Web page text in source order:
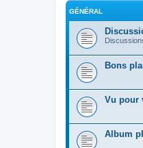
GÉNÉRAL
Bons
Vu pour
Album